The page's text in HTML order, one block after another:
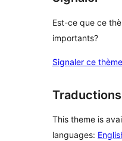
Est-ce que ce
importants?
Signaler ce thème
Traductions
This theme is
languages: